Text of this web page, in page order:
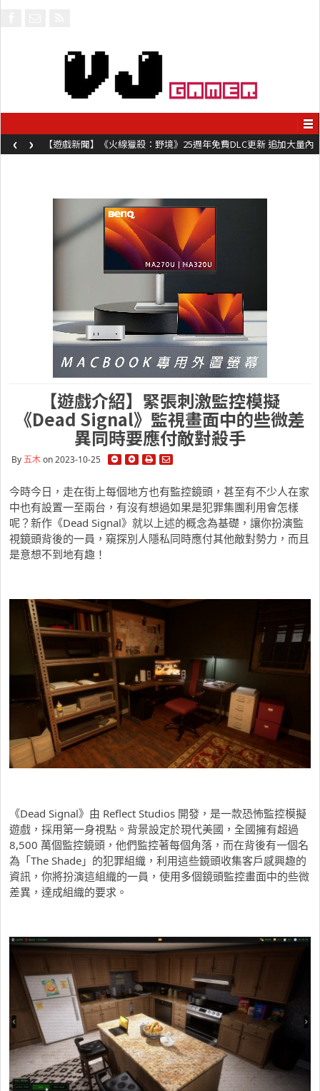
【遊戲新聞】《火線獵殺：野境》25週年免費DLC更新 追加大量內
容同時系舊作限時超平價折扣
‹ ›
【遊戲介紹】緊張刺激監控模擬
《Dead Signal》監視畫面中的些微差
異同時要應付敵對殺手
By五木on 2023-10-25
今時今日，走在街上每個地方也有監控鏡頭，甚至有不少人在家
中也有設置一至兩台，有沒有想過如果是犯罪集團利用會怎樣
呢？新作《Dead Signal》就以上述的概念為基礎，讓你扮演監
視鏡頭背後的一員，窺探別人隱私同時應付其他敵對勢力，而且
是意想不到地有趣！
《Dead Signal》由 Reflect Studios 開發，是一款恐怖監控模擬
遊戲，採用第一身視點。背景設定於現代美國，全國擁有超過
8,500 萬個監控鏡頭，他們監控著每個角落，而在背後有一個名
為「The Shade」的犯罪組織，利用這些鏡頭收集客戶感興趣的
資訊，你將扮演這組織的一員，使用多個鏡頭監控畫面中的些微
差異，達成組織的要求。